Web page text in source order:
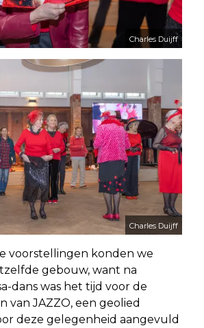
Charles Duijff
Charles Duijff
voorstellingen konden we
gebouw, want na
dans was het tijd voor de
van JAZZO, een geolied
deze gelegenheid aangevuld